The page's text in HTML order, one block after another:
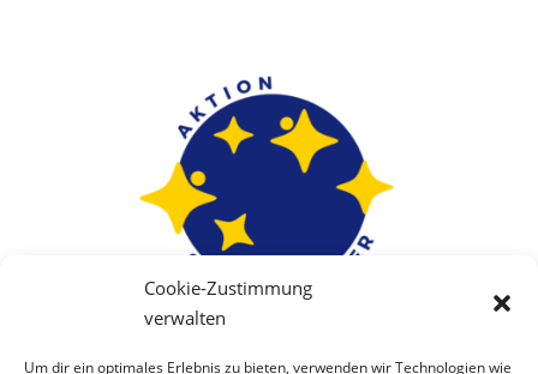
Cookie-Zustimmung
verwalten
Um dir ein optimales Erlebnis zu bieten, verwenden wir Technologien wie